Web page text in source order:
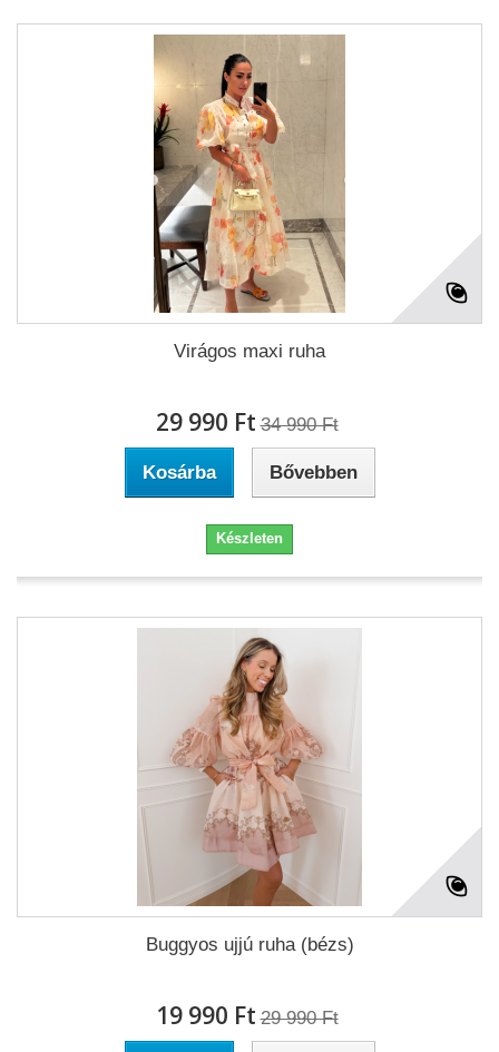
Virágos maxi ruha
29 990 Ft‎ 34 990 Ft‎
Kosárba Bővebben
Készleten
Buggyos ujjú ruha (bézs)
19 990 Ft‎ 29 990 Ft‎